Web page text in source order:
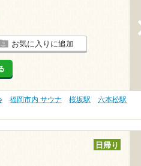
お気に入りに追加
福岡市内 サウナ 桜坂駅
六本松駅
日帰り